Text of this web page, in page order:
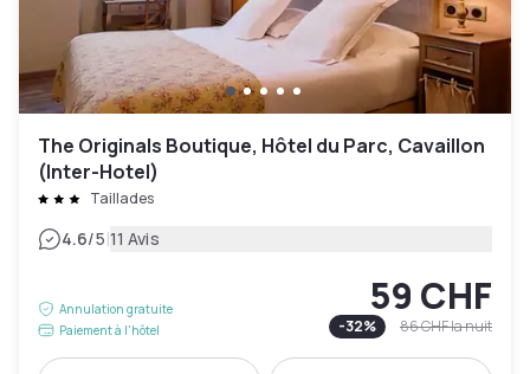
The Originals Boutique, Hôtel du Parc, Cavaillon
(Inter-Hotel)
Taillades
4.6/5|11 Avis
Annulation gratuite
Paiement à l'hôtel
59 CHF
-32% 86 CHFla nuit